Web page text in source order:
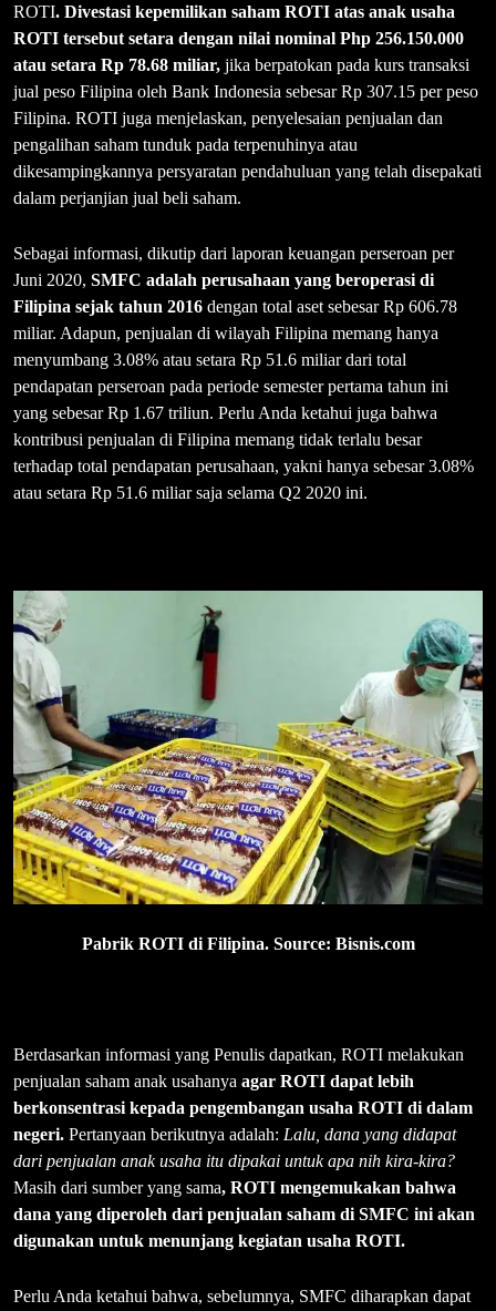
ROTI. Divestasi kepemilikan saham ROTI atas anak usaha
ROTI tersebut setara dengan nilai nominal Php 256.150.000
atau setara Rp 78.68 miliar, jika berpatokan pada kurs transaksi
jual peso Filipina oleh Bank Indonesia sebesar Rp 307.15 per peso
Filipina. ROTI juga menjelaskan, penyelesaian penjualan dan
pengalihan saham tunduk pada terpenuhinya atau
dikesampingkannya persyaratan pendahuluan yang telah disepakati
dalam perjanjian jual beli saham.
Sebagai informasi, dikutip dari laporan keuangan perseroan per
Juni 2020, SMFC adalah perusahaan yang beroperasi di
Filipina sejak tahun 2016 dengan total aset sebesar Rp 606.78
miliar. Adapun, penjualan di wilayah Filipina memang hanya
menyumbang 3.08% atau setara Rp 51.6 miliar dari total
pendapatan perseroan pada periode semester pertama tahun ini
yang sebesar Rp 1.67 triliun. Perlu Anda ketahui juga bahwa
kontribusi penjualan di Filipina memang tidak terlalu besar
terhadap total pendapatan perusahaan, yakni hanya sebesar 3.08%
atau setara Rp 51.6 miliar saja selama Q2 2020 ini.
Pabrik ROTI di Filipina. Source: Bisnis.com
Berdasarkan informasi yang Penulis dapatkan, ROTI melakukan
penjualan saham anak usahanya agar ROTI dapat lebih
berkonsentrasi kepada pengembangan usaha ROTI di dalam
negeri. Pertanyaan berikutnya adalah: Lalu, dana yang didapat
dari penjualan anak usaha itu dipakai untuk apa nih kira-kira?
Masih dari sumber yang sama, ROTI mengemukakan bahwa
dana yang diperoleh dari penjualan saham di SMFC ini akan
digunakan untuk menunjang kegiatan usaha ROTI.
Perlu Anda ketahui bahwa, sebelumnya, SMFC diharapkan dapat